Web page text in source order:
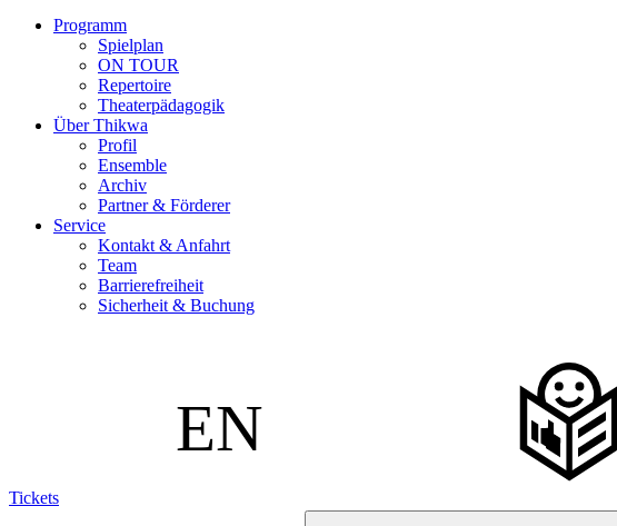
Programm
Spielplan
ON TOUR
Repertoire
Theaterpädagogik
Über Thikwa
Profil
Ensemble
Archiv
Partner & Förderer
Service
Kontakt & Anfahrt
Team
Barrierefreiheit
Sicherheit & Buchung
Tickets